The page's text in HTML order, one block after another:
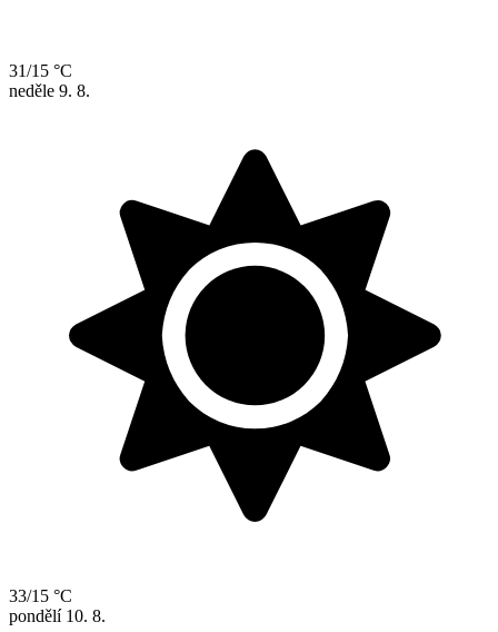
31/15 °C
neděle 9. 8.
33/15 °C
pondělí 10. 8.